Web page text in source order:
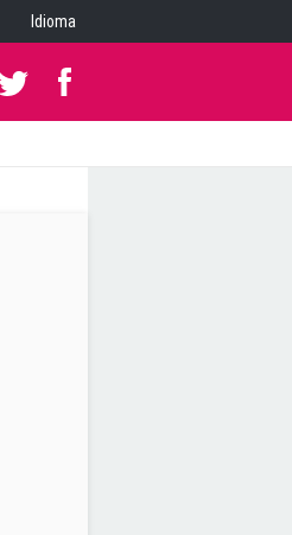
Idioma